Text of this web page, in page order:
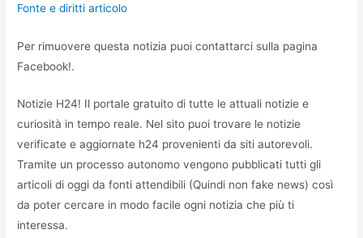
Fonte e diritti articolo
Per rimuovere questa notizia puoi contattarci sulla pagina
Facebook!.
Notizie H24! Il portale gratuito di tutte le attuali notizie e
curiosità in tempo reale. Nel sito puoi trovare le notizie
verificate e aggiornate h24 provenienti da siti autorevoli.
Tramite un processo autonomo vengono pubblicati tutti gli
articoli di oggi da fonti attendibili (Quindi non fake news) così
da poter cercare in modo facile ogni notizia che più ti
interessa.